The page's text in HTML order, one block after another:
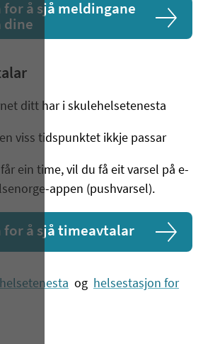
for å sjå meldingane
dine
ditt har i skulehelsetenesta
viss tidspunktet ikkje passar
ein time, vil du få eit varsel på e-
appen (pushvarsel).
for å sjå timeavtalar
og helsestasjon for